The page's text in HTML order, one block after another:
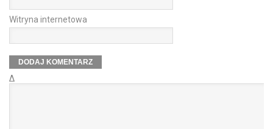
Witryna internetowa
Δ